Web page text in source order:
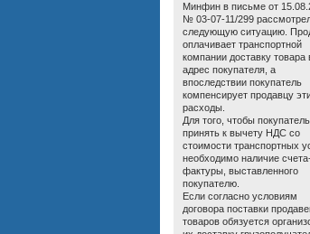
Минфин в письме от
№ 03-07-11/299
следующую ситуацию.
оплачивает транспортной
компании доставку товара
адрес покупателя, а
впоследствии покупатель
компенсирует продавцу
расходы.
Для того, чтобы
принять к вычету НДС со
стоимости транспортных
необходимо наличие
фактуры, выставленного
покупателю.
Если согласно условиям
договора поставки
товаров обязуется